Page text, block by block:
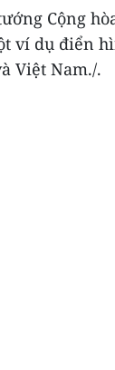
Cộng
ví dụ điển
Việt Nam./.